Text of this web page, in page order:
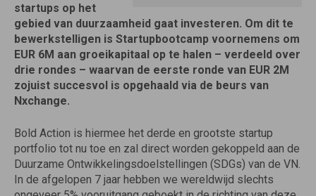
startups op het
gebied van duurzaamheid gaat investeren. Om dit te
bewerkstelligen is Startupbootcamp voornemens om
EUR 6M aan groeikapitaal op te halen – verdeeld over
drie rondes – waarvan de eerste ronde van EUR 2M
zojuist succesvol is opgehaald via de beurs van
Nxchange.
Bold Action is hiermee het derde en grootste startup
portfolio tot nu toe en zal direct worden gekoppeld aan de
Duurzame Ontwikkelingsdoelstellingen (SDGs) van de VN.
In de afgelopen 7 jaar hebben we wereldwijd slechts